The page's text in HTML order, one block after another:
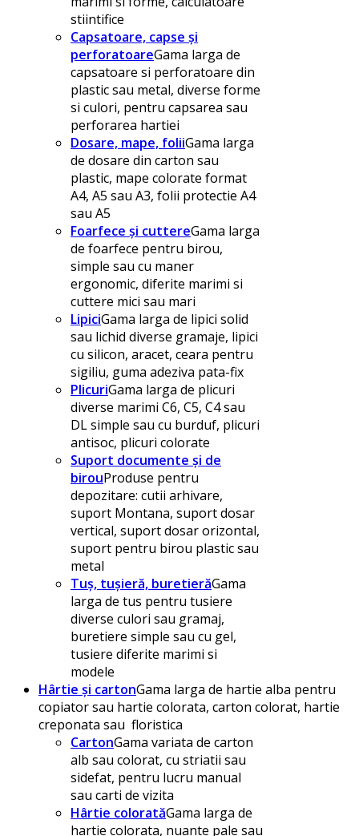
stiintifice
Capsatoare, capse și
perforatoareGama larga de
capsatoare si perforatoare din
plastic sau metal, diverse forme
si culori, pentru capsarea sau
perforarea hartiei
Dosare, mape, foliiGama larga
de dosare din carton sau
plastic, mape colorate format
A4, A5 sau A3, folii protectie A4
sau A5
Foarfece și cuttereGama larga
de foarfece pentru birou,
simple sau cu maner
ergonomic, diferite marimi si
cuttere mici sau mari
LipiciGama larga de lipici solid
sau lichid diverse gramaje, lipici
cu silicon, aracet, ceara pentru
sigiliu, guma adeziva pata-fix
PlicuriGama larga de plicuri
diverse marimi C6, C5, C4 sau
DL simple sau cu burduf, plicuri
antisoc, plicuri colorate
Suport documente și de
birouProduse pentru
depozitare: cutii arhivare,
suport Montana, suport dosar
vertical, suport dosar orizontal,
suport pentru birou plastic sau
metal
Tuș, tușieră, buretierăGama
larga de tus pentru tusiere
diverse culori sau gramaj,
buretiere simple sau cu gel,
tusiere diferite marimi si
modele
Hârtie și cartonGama larga de hartie alba pentru
copiator sau hartie colorata, carton colorat, hartie
creponata sau floristica
CartonGama variata de carton
alb sau colorat, cu striatii sau
sidefat, pentru lucru manual
sau carti de vizita
Hârtie coloratăGama larga de
hartie colorata, nuante pale sau